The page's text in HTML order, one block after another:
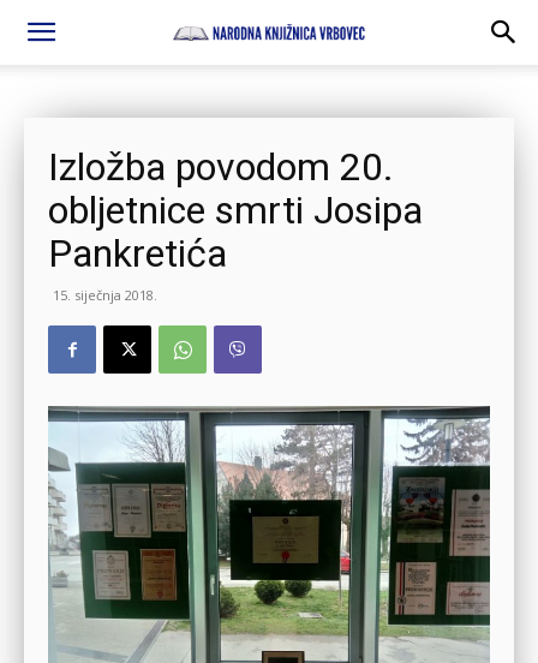
Izložba povodom 20.
obljetnice smrti Josipa
Pankretića
15. siječnja 2018.